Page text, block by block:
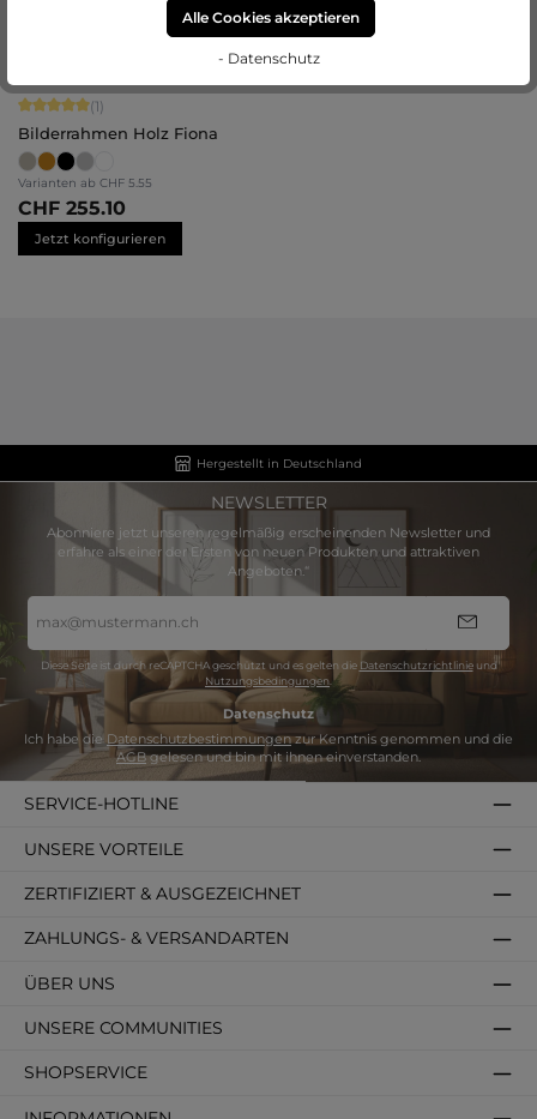
Details
Durchschnittliche Bewertung von 5 von 5 Sternen
(1)
Bilderrahmen Holz Fiona
Varianten ab CHF 5.55
CHF 255.10
Jetzt konfigurieren
Hergestellt in Deutschland
NEWSLETTER
Abonniere jetzt unseren regelmäßig erscheinenden Newsletter und
erfahre als einer der Ersten von neuen Produkten und attraktiven
Angeboten.“
Mail-
Adresse
Diese Seite ist durch reCAPTCHA geschützt und es gelten die Datenschutzrichtlinieund
Nutzungsbedingungen.
Datenschutz
Ich habe die Datenschutzbestimmungenzur Kenntnis genommen und die
AGBgelesen und bin mit ihnen einverstanden.
SERVICE-HOTLINE
SHOPSERVICE
ZAHLUNGS- & VERSANDARTEN
ÜBER UNS
ZERTIFIZIERT & AUSGEZEICHNET
UNSERE VORTEILE
UNSERE COMMUNITIES
Alle Cookies akzeptieren
- Datenschutz